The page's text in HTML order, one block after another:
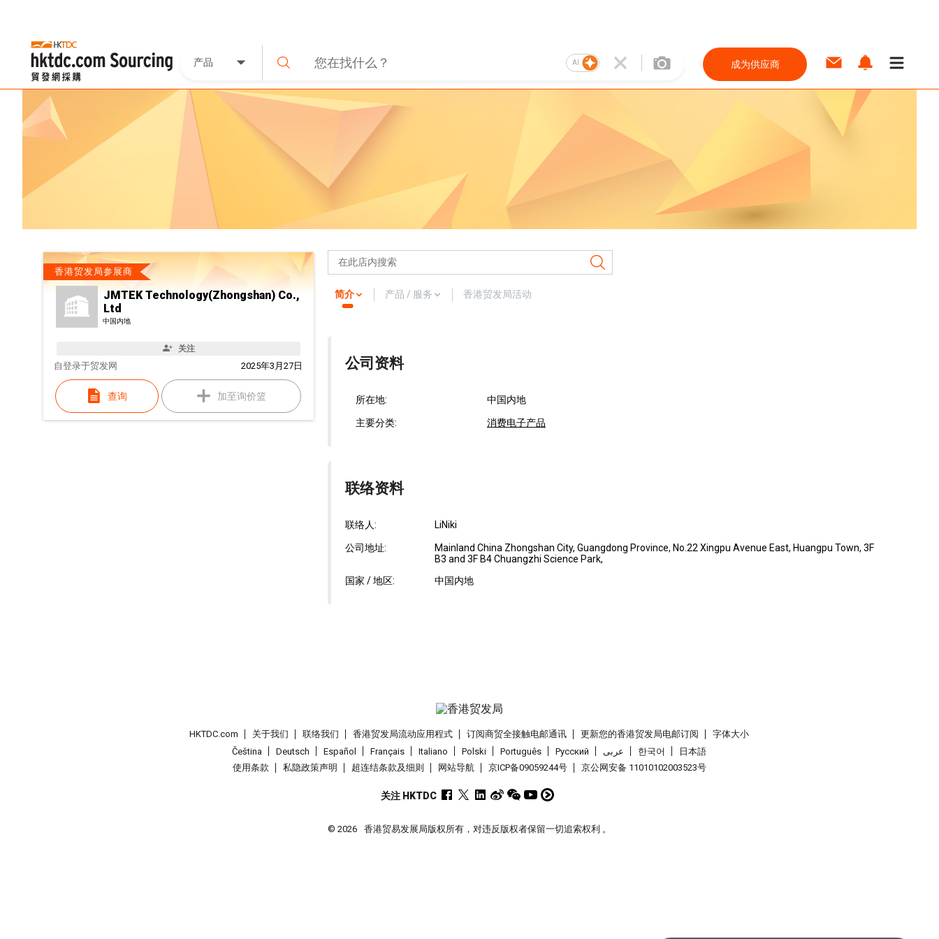
产品 AI 成为供应商
香港贸发局参展商
JMTEK Technology(Zhongshan) Co.,
Ltd
中国内地
关注
自 2025年3月27日
登录于贸发网
查询 加至询价篮
简介 产品 / 服务 香港贸发局活动
公司资料
所在地: 中国内地
主要分类: 消费电子产品
联络资料
联络人: LiNiki
公司地址:
Mainland China Zhongshan City, Guangdong Province, No.22 Xingpu Avenue East, Huangpu Town, 3F
B3 and 3F B4 Chuangzhi Science Park,
国家 / 地区:
中国内地
HKTDC.com 关于我们 联络我们 香港贸发局流动应用程式 订阅商贸全接触电邮通讯 更新您的香港贸发局电邮订阅
字体大小
Čeština
Deutsch Español Français Italiano Polski Português Pусский عربى 한국어
日本語
使用条款
私隐政策声明 超连结条款及细则 网站导航 京ICP备09059244号 京公网安备 11010102003523号
关注 HKTDC
© 2026 香港贸易发展局版权所有，对违反版权者保留一切追索权利 。